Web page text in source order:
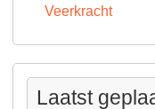
Veerkracht
Laatst